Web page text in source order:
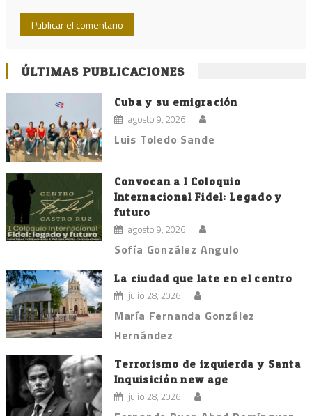
ÚLTIMAS PUBLICACIONES
Cuba y su emigración
agosto 9, 2026
Luis Toledo Sande
Convocan a I Coloquio
Internacional Fidel: Legado y
futuro
agosto 9, 2026
Sofía González Angulo
La ciudad que late en el centro
julio 28, 2026
María Fernanda González
Hernández
Terrorismo de izquierda y Santa
Inquisición new age
julio 28, 2026